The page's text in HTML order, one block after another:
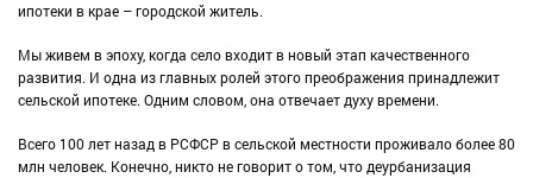
ипотеки в крае – городской житель.
Мы живем в эпоху, когда село входит в новый этап качественного
развития. И одна из главных ролей этого преображения принадлежит
сельской ипотеке. Одним словом, она отвечает духу времени.
Всего 100 лет назад в РСФСР в сельской местности проживало более 80
млн человек. Конечно, никто не говорит о том, что деурбанизация